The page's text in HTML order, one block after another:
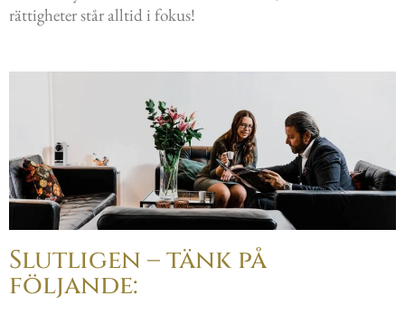
rättigheter står alltid i fokus!
Slutligen – tänk på
följande: